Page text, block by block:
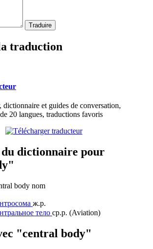
traduction
dictionnaire et guides de conversation,
20 langues, traductions favoris
dictionnaire pour
body nom
ж.р.
тело ср.р. (Aviation)
"central body"